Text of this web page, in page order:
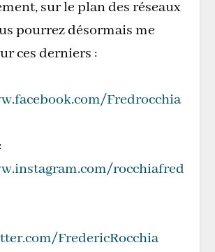
sur le plan des réseaux
pourrez désormais me
ces derniers :
Fredrocchia
rocchiafred
FredericRocchia